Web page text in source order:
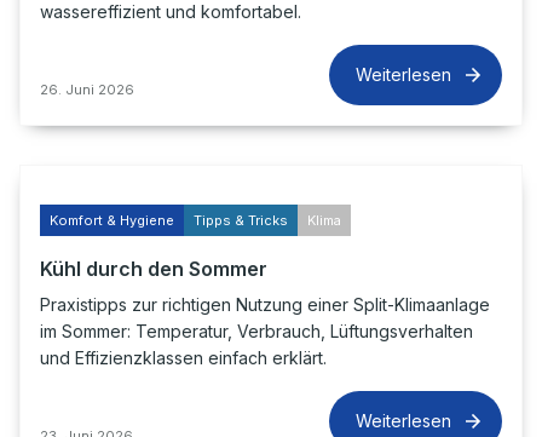
wassereffizient und komfortabel.
26. Juni 2026
Weiterlesen
Komfort & Hygiene Tipps & Tricks Klima
Kühl durch den Sommer
Praxistipps zur richtigen Nutzung einer Split-Klimaanlage
im Sommer: Temperatur, Verbrauch, Lüftungsverhalten
und Effizienzklassen einfach erklärt.
Weiterlesen